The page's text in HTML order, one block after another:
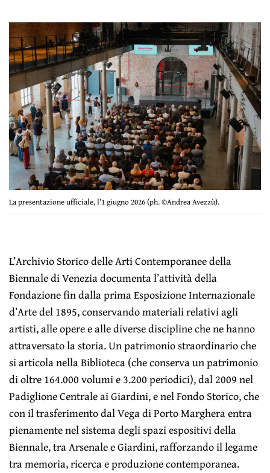
La presentazione ufficiale, l’1 giugno 2026 (ph. ©Andrea Avezzù).
L’Archivio Storico delle Arti Contemporanee della
Biennale di Venezia documenta l’attività della
Fondazione fin dalla prima Esposizione Internazionale
d’Arte del 1895, conservando materiali relativi agli
artisti, alle opere e alle diverse discipline che ne hanno
attraversato la storia. Un patrimonio straordinario che
si articola nella Biblioteca (che conserva un patrimonio
di oltre 164.000 volumi e 3.200 periodici), dal 2009 nel
Padiglione Centrale ai Giardini, e nel Fondo Storico, che
con il trasferimento dal Vega di Porto Marghera entra
pienamente nel sistema degli spazi espositivi della
Biennale, tra Arsenale e Giardini, rafforzando il legame
tra memoria, ricerca e produzione contemporanea.